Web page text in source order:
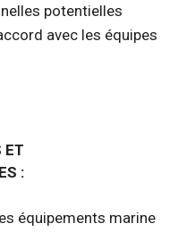
potentielles
avec les équipes
ET
:
équipements marine